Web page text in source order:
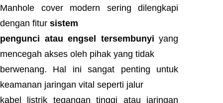
Manhole cover modern sering dilengkapi
dengan fitur sistem
pengunci atau engsel tersembunyi yang
mencegah akses oleh pihak yang tidak
berwenang. Hal ini sangat penting untuk
keamanan jaringan vital seperti jalur
kabel listrik tegangan tinggi atau jaringan